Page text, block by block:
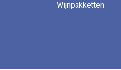
Wijnpakketten